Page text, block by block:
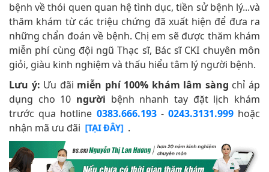
bệnh về thói quen quan hệ tình dục, tiền sử bệnh lý...và
thăm khám từ các triệu chứng đã xuất hiện để đưa ra
những chẩn đoán về bệnh. Chị em sẽ được thăm khám
miễn phí cùng đội ngũ Thạc sĩ, Bác sĩ CKI chuyên môn
giỏi, giàu kinh nghiệm và thấu hiểu tâm lý người bệnh.
Lưu ý: Ưu đãi miễn phí 100% khám lâm sàng chỉ áp
dụng cho 10 người bệnh nhanh tay đặt lịch khám
trước qua hotline 0383.666.193- 0243.3131.999hoặc
nhận mã ưu đãi [TẠI ĐÂY] .